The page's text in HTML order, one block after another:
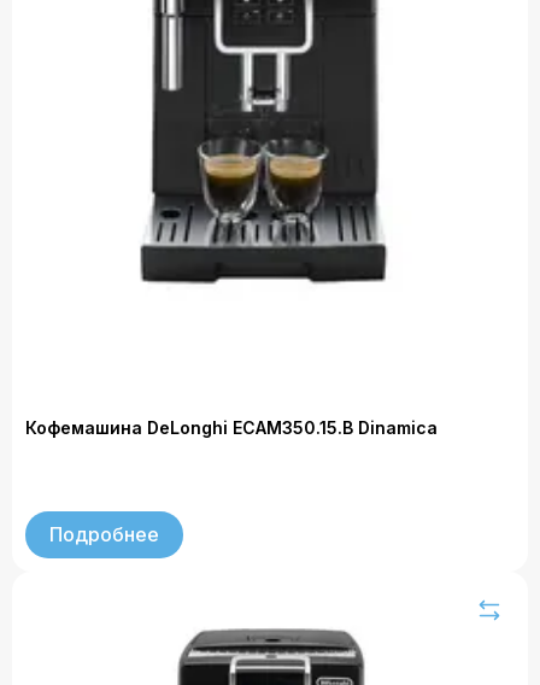
Кофемашина DeLonghi ECAM350.15.B Dinamica
Подробнее